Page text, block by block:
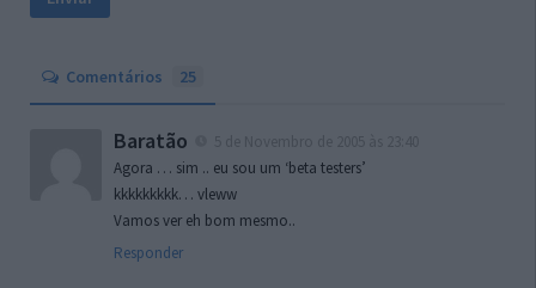
Comentários 25
Baratão
Agora … sim .. eu sou um ‘beta testers’
kkkkkkkkk… vleww
Vamos ver eh bom mesmo..
Responder